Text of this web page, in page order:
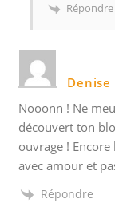
Répondre
Denise
Nooonn ! Ne
découvert ton
ouvrage !
avec amour et
Répondre